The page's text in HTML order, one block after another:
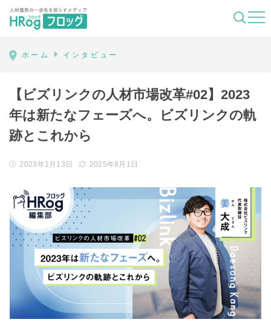
HRog | 人材業界の一歩先を照らすメディ
ホーム インタビュー
【ビズリンクの人材市場改革#02】2023
年は新たなフェーズへ。ビズリンクの軌
跡とこれから
2023年1月13日 2025年8月1日